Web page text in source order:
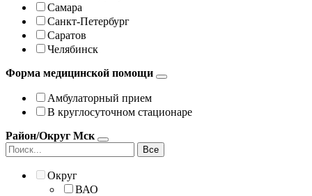
Самара
Санкт-Петербург
Саратов
Челябинск
Форма медицинской помощи
Амбулаторный прием
В круглосуточном стационаре
Район/Округ Мск
Все
Округ
ВАО